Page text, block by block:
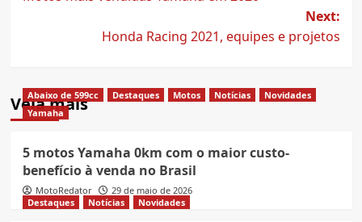
Next:
Honda Racing 2021, equipes e projetos
Veja mais
Abaixo de 599cc Destaques Motos Notícias
Novidades
Yamaha
5 motos Yamaha 0km com o maior custo-
benefício à venda no Brasil
MotoRedator
29 de maio de 2026
Destaques
Notícias Novidades